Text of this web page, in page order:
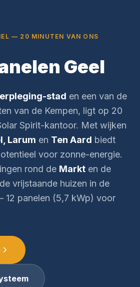
— 20 MINUTEN VAN ONS
Geel
stad en een van de
van de Kempen, ligt op 20
Spirit-kantoor. Met wijken
Larum en Ten Aard biedt
voor zonne-energie.
rond de Markt en de
vrijstaande huizen in de
12 panelen (5,7 kWp) voor